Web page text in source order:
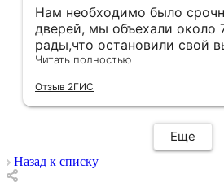
Нам необходимо было
дверей, мы объехали около
рады,что остановили свой
этой компании.Здесь
других местах ожидание
Хочется отметить скорость
добросовестность данной
час после покупки дверей у
замерщик на кв,на
Читать полностью
Отзыв 2ГИС
Еще
Назад к списку